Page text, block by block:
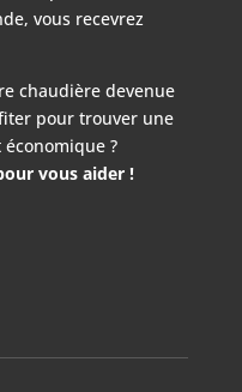
vous recevrez
chaudière devenue
pour trouver une
?
vous aider !